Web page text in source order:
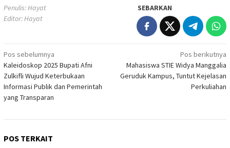
Penulis: Hayat
Editor: Hayat
SEBARKAN
Navigasi
pos
Pos sebelumnya
Kaleidoskop 2025 Bupati Afni
Zulkifli Wujud Keterbukaan
Informasi Publik dan Pemerintah
yang Transparan
Pos berikutnya
Mahasiswa STIE Widya Manggalia
Geruduk Kampus, Tuntut Kejelasan
Perkuliahan
POS TERKAIT